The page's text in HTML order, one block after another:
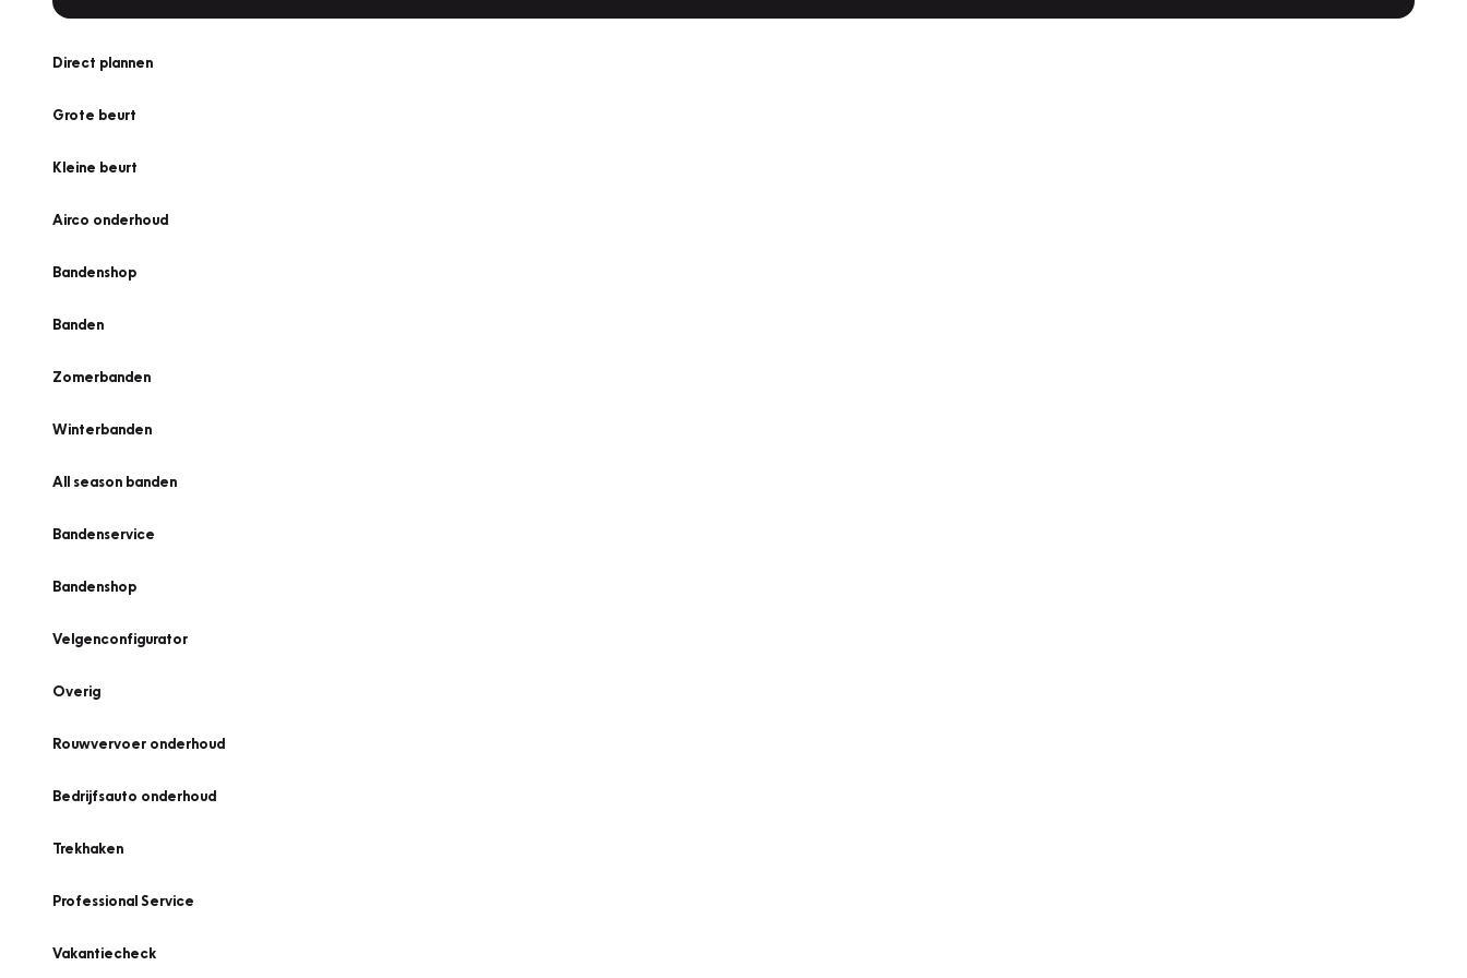
Direct plannen
Grote beurt
Kleine beurt
Airco onderhoud
Bandenshop
Banden
Zomerbanden
Winterbanden
All season banden
Bandenservice
Bandenshop
Velgenconfigurator
Overig
Rouwvervoer onderhoud
Bedrijfsauto onderhoud
Trekhaken
Professional Service
Vakantiecheck